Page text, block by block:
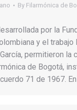
By Filarmónica de
por la
y el
permitieron la
de Bogotá,
71 de 1967.